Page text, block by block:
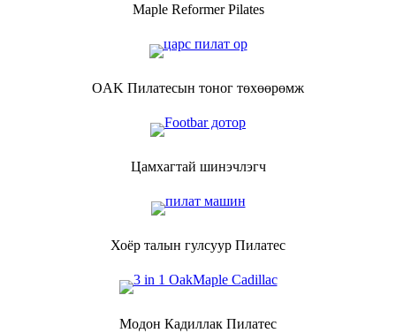
Maple Reformer Pilates
OAK Пилатесын тоног төхөөрөмж
Цамхагтай шинэчлэгч
Хоёр талын гулсуур Пилатес
Модон Кадиллак Пилатес